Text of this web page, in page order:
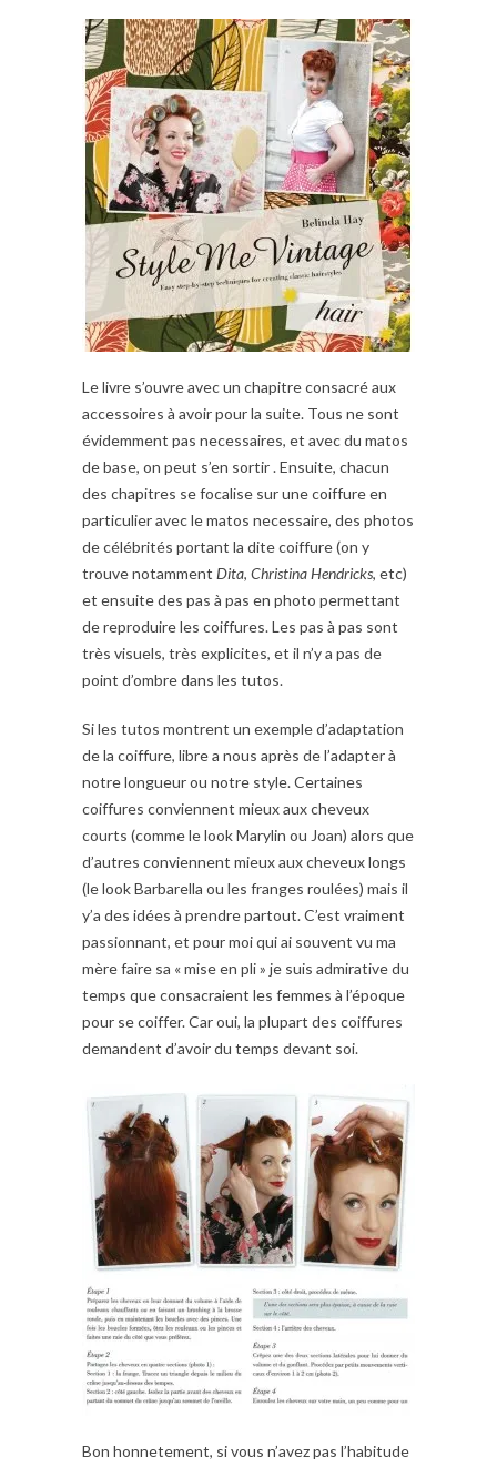
Le livre s’ouvre avec un chapitre consacré aux
accessoires à avoir pour la suite. Tous ne sont
évidemment pas necessaires, et avec du matos
de base, on peut s’en sortir . Ensuite, chacun
des chapitres se focalise sur une coiffure en
particulier avec le matos necessaire, des photos
de célébrités portant la dite coiffure (on y
trouve notamment Dita, Christina Hendricks, etc)
et ensuite des pas à pas en photo permettant
de reproduire les coiffures. Les pas à pas sont
très visuels, très explicites, et il n’y a pas de
point d’ombre dans les tutos.
Si les tutos montrent un exemple d’adaptation
de la coiffure, libre a nous après de l’adapter à
notre longueur ou notre style. Certaines
coiffures conviennent mieux aux cheveux
courts (comme le look Marylin ou Joan) alors que
d’autres conviennent mieux aux cheveux longs
(le look Barbarella ou les franges roulées) mais il
y’a des idées à prendre partout. C’est vraiment
passionnant, et pour moi qui ai souvent vu ma
mère faire sa « mise en pli » je suis admirative du
temps que consacraient les femmes à l’époque
pour se coiffer. Car oui, la plupart des coiffures
demandent d’avoir du temps devant soi.
Bon honnetement, si vous n’avez pas l’habitude